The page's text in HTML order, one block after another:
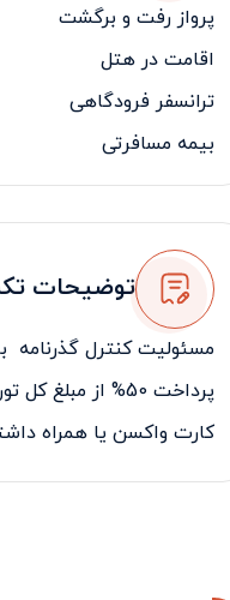
پرواز رفت و برگشت
اقامت در هتل
ترانسفر فرودگاهی
بیمه مسافرتی
لیدر مسافرتی فارسی زبان
توضیحات
مسئولیت کنترل گذرنامه
پرداخت 50% از مبلغ کل تور در زمان ثبت نام الزامی می‌باشد.
کارت واکسن یا همراه